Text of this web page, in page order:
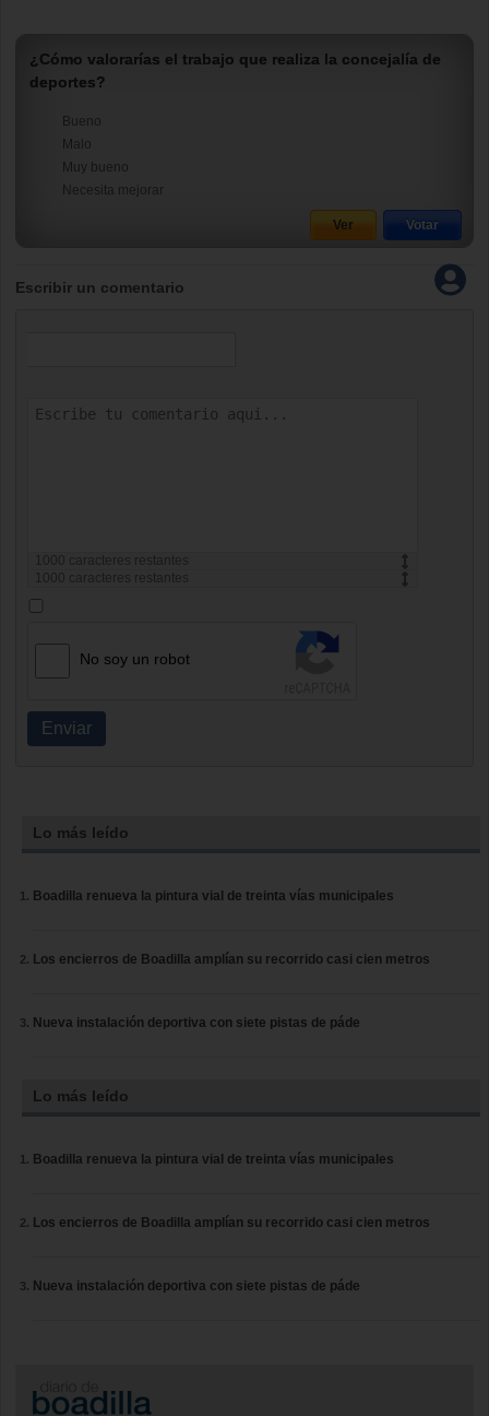
¿Cómo valorarías el trabajo que realiza la concejalía de
deportes?
Bueno
Malo
Muy bueno
Necesita mejorar
Escribir un comentario
caracteres restantes
caracteres restantes
No soy un robot
Enviar
Lo más leído
Boadilla renueva la pintura vial de treinta vías municipales
Los encierros de Boadilla amplían su recorrido casi cien metros
Nueva instalación deportiva con siete pistas de páde
Lo más leído
Boadilla renueva la pintura vial de treinta vías municipales
Los encierros de Boadilla amplían su recorrido casi cien metros
Nueva instalación deportiva con siete pistas de páde